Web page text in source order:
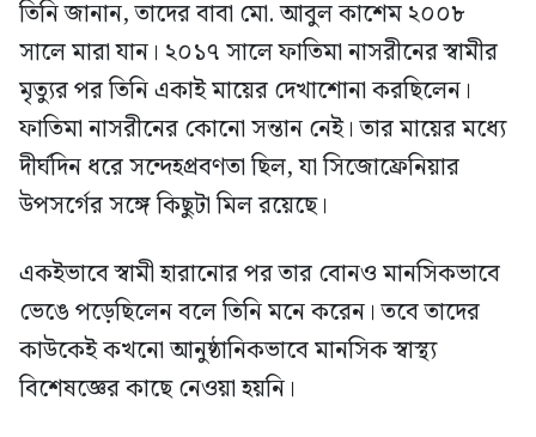
তিনি জানান, তাদের বাবা মো. আবুল কাশেম ২০০৮
সালে মারা যান। ২০১৭ সালে ফাতিমা নাসরীনের স্বামীর
মৃত্যুর পর তিনি একাই মায়ের দেখাশোনা করছিলেন।
ফাতিমা নাসরীনের কোনো সন্তান নেই। তার মায়ের মধ্যে
দীর্ঘদিন ধরে সন্দেহপ্রবণতা ছিল, যা সিজোফ্রেনিয়ার
উপসর্গের সঙ্গে কিছুটা মিল রয়েছে।
একইভাবে স্বামী হারানোর পর তার বোনও মানসিকভাবে
ভেঙে পড়েছিলেন বলে তিনি মনে করেন। তবে তাদের
কাউকেই কখনো আনুষ্ঠানিকভাবে মানসিক স্বাস্থ্য
বিশেষজ্ঞের কাছে নেওয়া হয়নি।